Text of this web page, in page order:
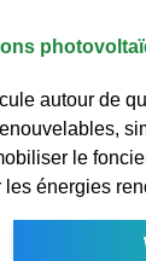
autour de
le
les énergies